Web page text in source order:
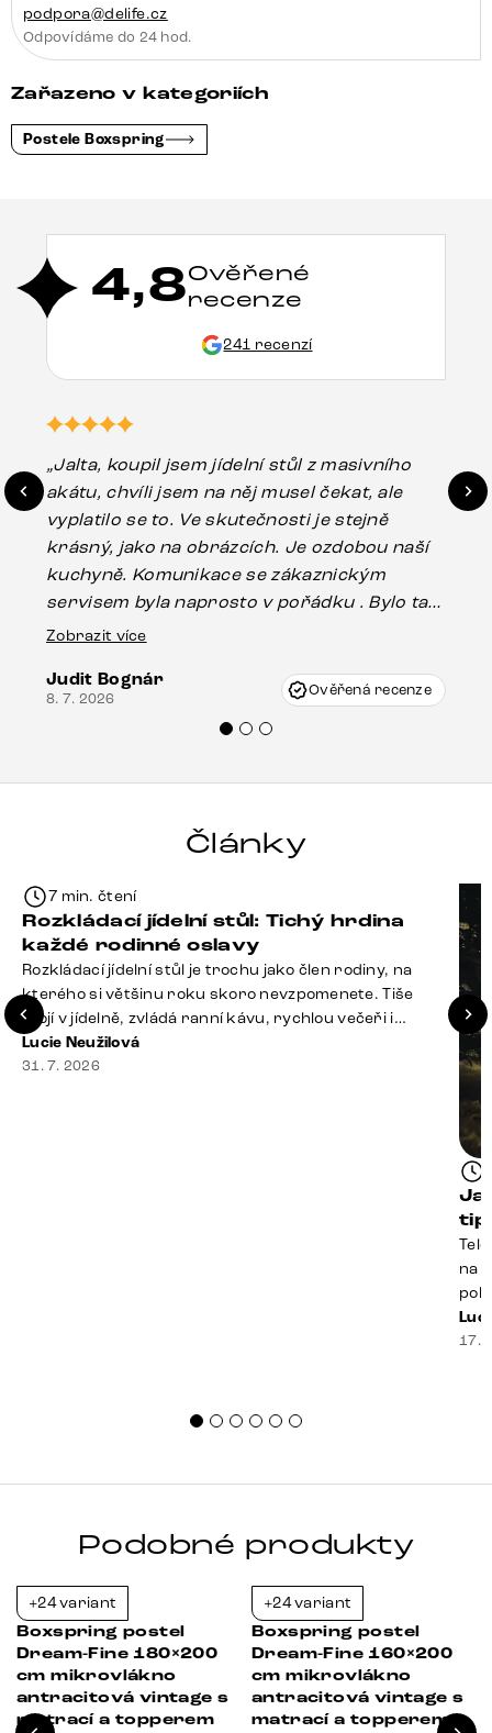
podpora@delife.cz
Odpovídáme do 24 hod.
Zařazeno v kategoriích
Postele Boxspring
4,8Ověřené
recenze
241 recenzí
„Jalta, koupil jsem jídelní stůl z masivního
akátu, chvíli jsem na něj musel čekat, ale
vyplatilo se to. Ve skutečnosti je stejně
krásný, jako na obrázcích. Je ozdobou naší
kuchyně. Komunikace se zákaznickým
servisem byla naprosto v pořádku . Bylo tam
drobné poškození u nohy stolu, které mohlo
Vincze mi velmi korektně vyšli vstříc.
Doporučuji produkty Delife všem.“
Zobrazit více
Judit Bognár
8. 7. 2026 Ověřená recenze
Články
7 min. čtení
Rozkládací jídelní stůl: Tichý hrdina
každé rodinné oslavy
Rozkládací jídelní stůl je trochu jako člen rodiny, na
kterého si většinu roku skoro nevzpomenete. Tiše
stojí v jídelně, zvládá ranní kávu, rychlou večeři i
hromadu dopisů, které je potřeba „někdy vyřídit“. Pak
ale přijdou Vánoce, narozeniny nebo zpráva: „Stavíme
Lucie Neužilová
31. 7. 2026
na
17.
Podobné produkty
+24 variant
Boxspring postel
Dream-Fine 180×200
cm mikrovlákno
antracitová vintage s
matrací a topperem
+24 variant
Boxspring postel
Dream-Fine 160×200
cm mikrovlákno
antracitová vintage s
matrací a topperem